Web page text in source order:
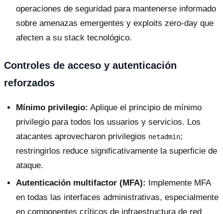
operaciones de seguridad para mantenerse informado
sobre amenazas emergentes y exploits zero-day que
afecten a su stack tecnológico.
Controles de acceso y autenticación
reforzados
Mínimo privilegio: Aplique el principio de mínimo
privilegio para todos los usuarios y servicios. Los
atacantes aprovecharon privilegios netadmin;
restringirlos reduce significativamente la superficie de
ataque.
Autenticación multifactor (MFA): Implemente MFA
en todas las interfaces administrativas, especialmente
en componentes críticos de infraestructura de red